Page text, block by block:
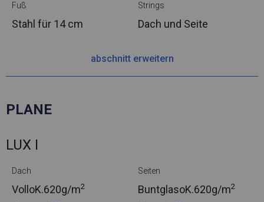
Fuß
Stahl für 14 cm
Strings
Dach und Seite
abschnitt erweitern
PLANE
LUX I
Dach
VolloK.620g/m2
Seiten
BuntglasoK.620g/m2